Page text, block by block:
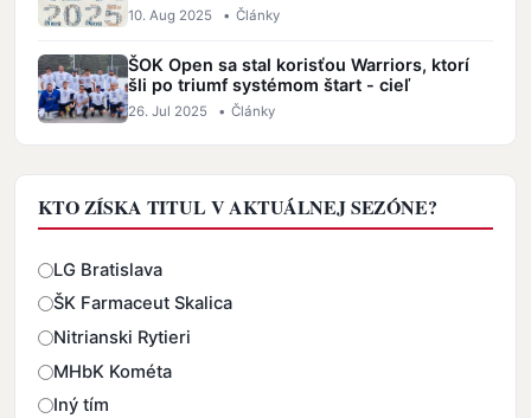
10. Aug 2025 • Články
ŠOK Open sa stal korisťou Warriors, ktorí
šli po triumf systémom štart - cieľ
26. Jul 2025 • Články
KTO ZÍSKA TITUL V AKTUÁLNEJ SEZÓNE?
Odpovede
LG Bratislava
ŠK Farmaceut Skalica
Nitrianski Rytieri
MHbK Kométa
Iný tím